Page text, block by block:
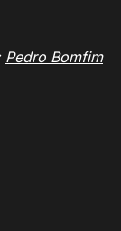
Pedro Bomfim